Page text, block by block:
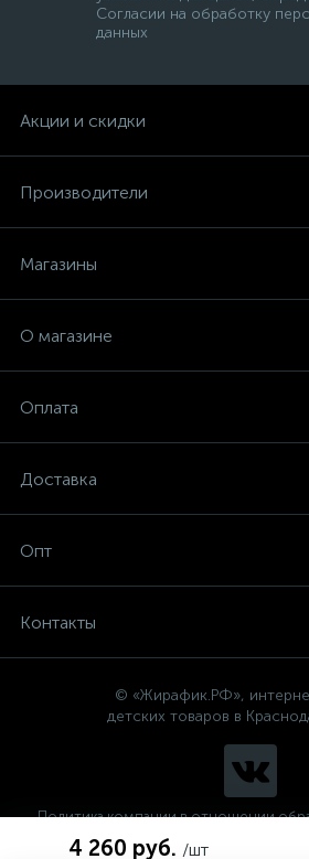
4 260 руб. /шт
Согласии на обработку
данных
Акции и скидки
Производители
Магазины
О магазине
Оплата
Доставка
Опт
Контакты
© «Жирафик.РФ»,
детских товаров в
Политика компании в отношении